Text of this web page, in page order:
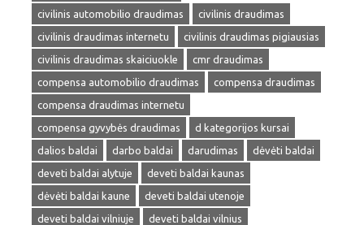
civilinis automobilio draudimas
civilinis draudimas
civilinis draudimas internetu
civilinis draudimas pigiausias
civilinis draudimas skaiciuokle
cmr draudimas
compensa automobilio draudimas
compensa draudimas
compensa draudimas internetu
compensa gyvybės draudimas
d kategorijos kursai
dalios baldai
darbo baldai darudimas
dėvėti baldai
deveti baldai alytuje
deveti baldai kaunas
dėvėti baldai kaune
deveti baldai utenoje
deveti baldai vilniuje
deveti baldai vilnius